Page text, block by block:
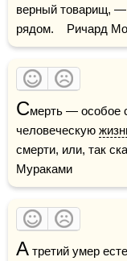
верный товарищ,
рядом.    Ричард
Смерть — особое
человеческую
смерти, или, так
Мураками
А третий умер